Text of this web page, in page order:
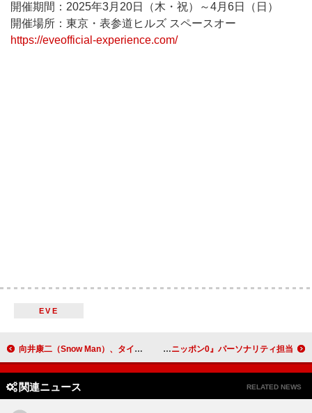
開催期間：2025年3月20日（木・祝）～4月6日（日）
開催場所：東京・表参道ヒルズ スペースオー
https://eveofficial-experience.com/
EVE
向井康二（Snow Man）、タイのBLドラマ主演に挑戦「タイ語の練習を頑張ってます！」 tricot、4人揃って『オールナイトニッポン0』パーソナリティ担当
関連ニュース RELATED NEWS